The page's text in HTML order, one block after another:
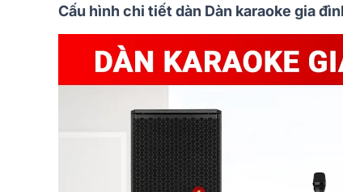
Cấu hình chi tiết dàn Dàn karaoke gia